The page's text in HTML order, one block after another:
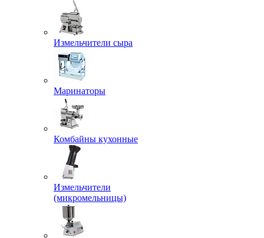
Измельчители сыра
Маринаторы
Комбайны кухонные
Измельчители
(микромельницы)